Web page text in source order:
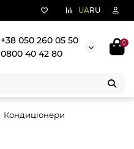
UARU
+38 050 260 05 50
0800 40 42 80
0
Кондиціонери